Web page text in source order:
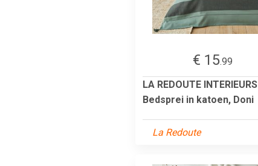
€ 15.99
LA REDOUTE INTERIEURS
Bedsprei in katoen, Doni
La Redoute